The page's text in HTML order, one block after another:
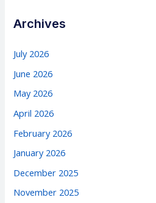
Archives
July 2026
June 2026
May 2026
April 2026
February 2026
January 2026
December 2025
November 2025